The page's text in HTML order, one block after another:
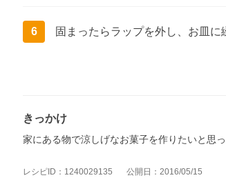
6 固まったらラップを外し、お皿
きっかけ
家にある物で涼しげなお菓子を作りたいと思
レシピID：1240029135 公開日：2016/05/15